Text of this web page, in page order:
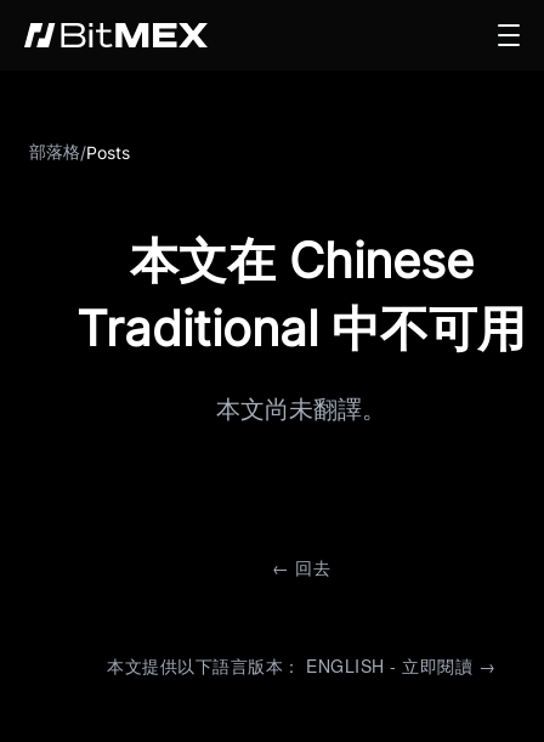
部落格/Posts
本文在 Chinese
Traditional 中不可用
本文尚未翻譯。
← 回去
本文提供以下語言版本： ENGLISH - 立即閱讀 →